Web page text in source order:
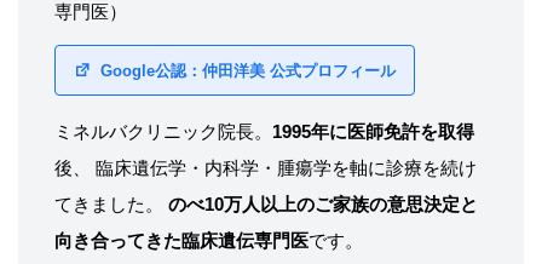
専門医）
Google公認：仲田洋美 公式プロフィール
ミネルバクリニック院長。 1995年に医師免許を取得
後、 臨床遺伝学・内科学・腫瘍学を軸に診療を続け
てきました。 のべ10万人以上のご家族の意思決定と
向き合ってきた臨床遺伝専門医です。